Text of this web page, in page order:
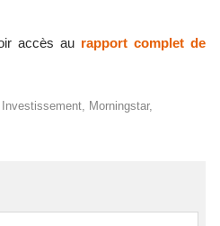
accès au rapport complet de
Investissement, Morningstar,